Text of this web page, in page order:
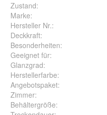
Zustand:
Marke:
Hersteller Nr.:
Deckkraft:
Besonderheiten:
Geeignet für:
Glanzgrad:
Herstellerfarbe:
Angebotspaket:
Zimmer:
Behältergröße: